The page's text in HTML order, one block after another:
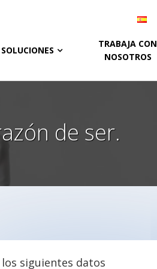
Selector
idioma
SOLUCIONES
TRABAJA CON
NOSOTROS
de ser.
los siguientes datos